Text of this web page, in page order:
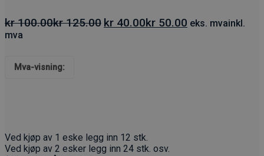
kr100.00kr125.00 Opprinnelig
kr 40.00kr 50.00 Nåværende
eks. mvainkl.
mva
Mva-visning:
Ved kjøp av 1 eske legg inn 12 stk.
Ved kjøp av 2 esker legg inn 24 stk. osv.